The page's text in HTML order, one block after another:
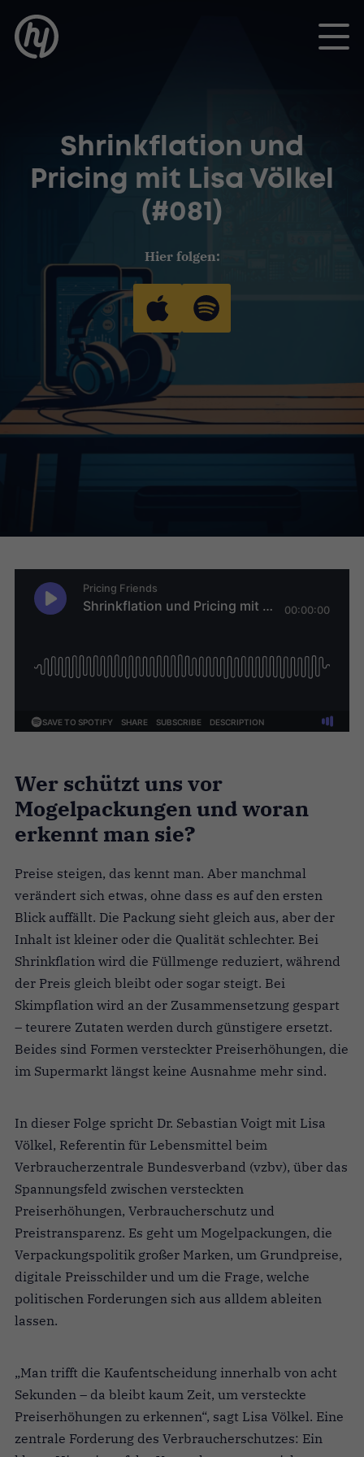
Toggle
Shrinkflation und
Pricing mit Lisa Völkel
(#081)
Hier folgen:
Wer schützt uns vor
Mogelpackungen und woran
erkennt man sie?
Preise steigen, das kennt man. Aber manchmal
verändert sich etwas, ohne dass es auf den ersten
Blick auffällt. Die Packung sieht gleich aus, aber der
Inhalt ist kleiner oder die Qualität schlechter. Bei
Shrinkflation wird die Füllmenge reduziert, während
der Preis gleich bleibt oder sogar steigt. Bei
Skimpflation wird an der Zusammensetzung gespart
– teurere Zutaten werden durch günstigere ersetzt.
Beides sind Formen versteckter Preiserhöhungen, die
im Supermarkt längst keine Ausnahme mehr sind.
In dieser Folge spricht Dr. Sebastian Voigt mit Lisa
Völkel, Referentin für Lebensmittel beim
Verbraucherzentrale Bundesverband (vzbv), über das
Spannungsfeld zwischen versteckten
Preiserhöhungen, Verbraucherschutz und
Preistransparenz. Es geht um Mogelpackungen, die
Verpackungspolitik großer Marken, um Grundpreise,
digitale Preisschilder und um die Frage, welche
politischen Forderungen sich aus alldem ableiten
lassen.
„Man trifft die Kaufentscheidung innerhalb von acht
Sekunden – da bleibt kaum Zeit, um versteckte
Preiserhöhungen zu erkennen“, sagt Lisa Völkel. Eine
zentrale Forderung des Verbraucherschutzes: Ein